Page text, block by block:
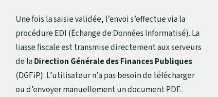
Une fois la saisie validée, l’envoi s’effectue via la
procédure EDI (Échange de Données Informatisé). La
liasse fiscale est transmise directement aux serveurs
de laDirection Générale des Finances Publiques
(DGFiP). L’utilisateur n’a pas besoin de télécharger
ou d’envoyer manuellement un document PDF.